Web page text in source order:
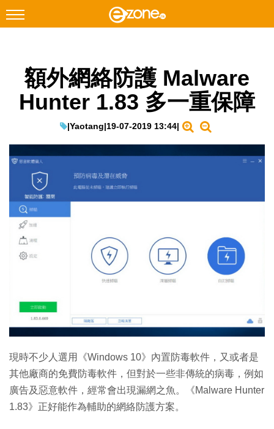
Facebook Instagram
科技焦點
遊戲動漫
教學評測
EduTech
IT Times
生成式AI與雲端應用
Enterprise Digital Transformation
額外網絡防護 Malware
Hunter 1.83 多一重保障
|Yaotang|19-07-2019 13:44|
現時不少人選用《Windows 10》內置防毒軟件，又或者是
其他廠商的免費防毒軟件，但對於一些非傳統的病毒，例如
廣告及惡意軟件，經常會出現漏網之魚。《Malware Hunter
1.83》正好能作為輔助的網絡防護方案。